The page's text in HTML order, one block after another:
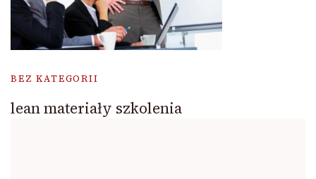
BEZ KATEGORII
lean materiały szkolenia